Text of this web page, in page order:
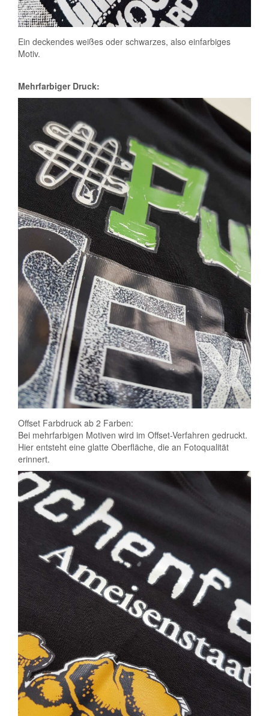
Ein deckendes weißes oder schwarzes, also einfarbiges
Motiv.
Mehrfarbiger Druck:
Offset Farbdruck ab 2 Farben:
Bei mehrfarbigen Motiven wird im Offset-Verfahren gedruckt.
Hier entsteht eine glatte Oberfläche, die an Fotoqualität
erinnert.